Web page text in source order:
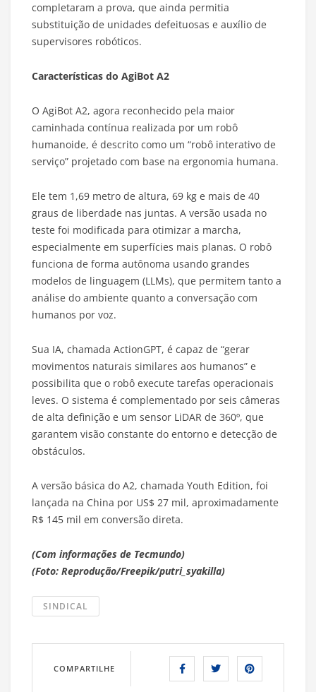
completaram a prova, que ainda permitia
substituição de unidades defeituosas e auxílio de
supervisores robóticos.
Características do AgiBot A2
O AgiBot A2, agora reconhecido pela maior
caminhada contínua realizada por um robô
humanoide, é descrito como um “robô interativo de
serviço” projetado com base na ergonomia humana.
Ele tem 1,69 metro de altura, 69 kg e mais de 40
graus de liberdade nas juntas. A versão usada no
teste foi modificada para otimizar a marcha,
especialmente em superfícies mais planas. O robô
funciona de forma autônoma usando grandes
modelos de linguagem (LLMs), que permitem tanto a
análise do ambiente quanto a conversação com
humanos por voz.
Sua IA, chamada ActionGPT, é capaz de “gerar
movimentos naturais similares aos humanos” e
possibilita que o robô execute tarefas operacionais
leves. O sistema é complementado por seis câmeras
de alta definição e um sensor LiDAR de 360º, que
garantem visão constante do entorno e detecção de
obstáculos.
A versão básica do A2, chamada Youth Edition, foi
lançada na China por US$ 27 mil, aproximadamente
R$ 145 mil em conversão direta.
(Com informações de Tecmundo)
(Foto: Reprodução/Freepik/putri_syakilla)
SINDICAL
COMPARTILHE